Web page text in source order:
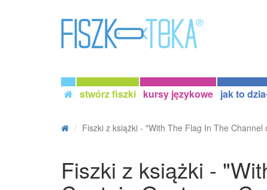
stwórz fiszki kursy językowe jak to
Fiszki z książki - "With The Flag In The Channel
Fiszki z książki -